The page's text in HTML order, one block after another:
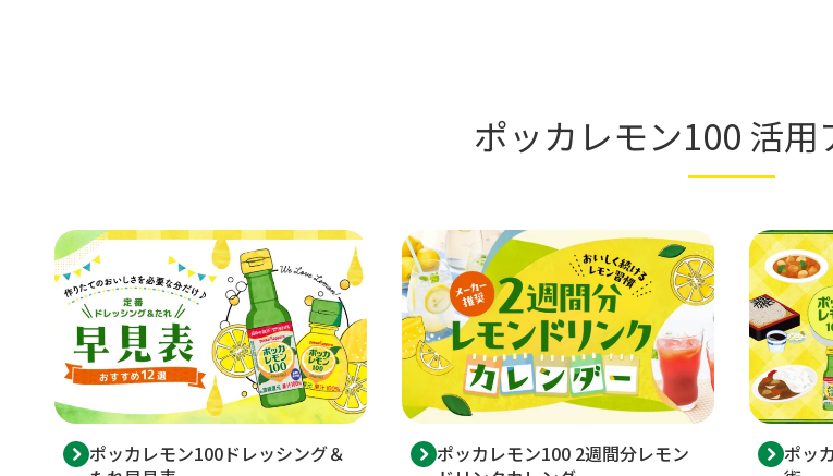
ポッカレモン100 活用
ポッカレモン100ドレッシング＆
ポッカレモン100 2週間分レモン
ポッ